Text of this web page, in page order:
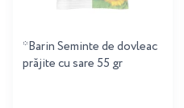
*Barin Seminte de dovleac
prăjite cu sare 55 gr